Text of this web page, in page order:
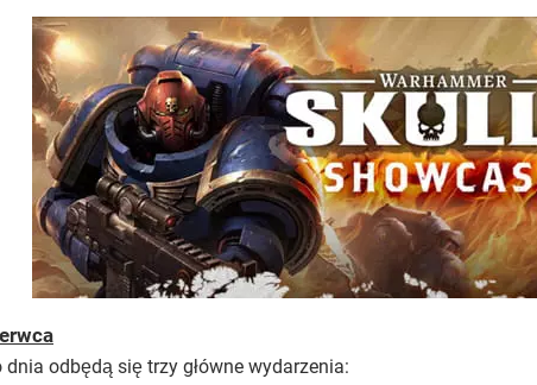
dnia odbędą się trzy główne wydarzenia: